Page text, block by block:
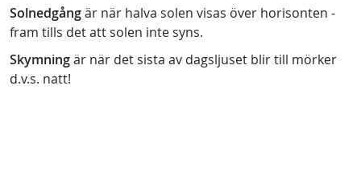
Solnedgångär när halva solen visas över horisonten -
fram tills det att solen inte syns.
Skymningär när det sista av dagsljuset blir till mörker
d.v.s. natt!